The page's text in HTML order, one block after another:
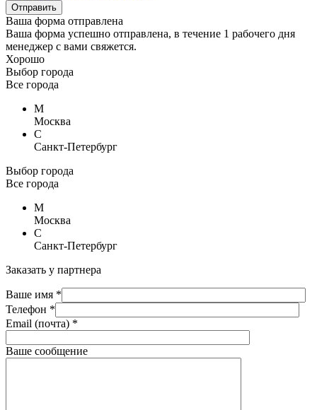
Отправить
Ваша форма отправлена
Ваша форма успешно отправлена, в течение 1 рабочего дня
менеджер с вами свяжется.
Хорошо
Выбор города
Все города
М
Москва
С
Санкт-Петербург
Выбор города
Все города
М
Москва
С
Санкт-Петербург
Заказать у партнера
Ваше имя *
Телефон *
Email (почта) *
Ваше сообщение